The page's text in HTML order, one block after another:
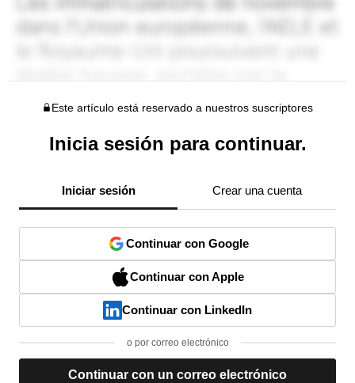
Este artículo está reservado a nuestros suscriptores
Inicia sesión para continuar.
Iniciar sesión Crear una cuenta
Continuar con Google
Continuar con Apple
Continuar con LinkedIn
o por correo electrónico
Continuar con un correo electrónico